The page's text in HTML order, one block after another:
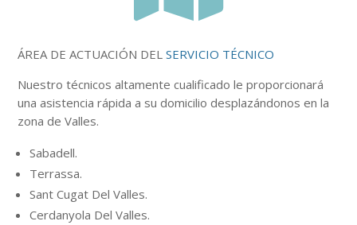
ÁREA DE ACTUACIÓN DELSERVICIO TÉCNICO
Nuestrotécnicos altamente cualificado le proporcionará
una asistencia rápida a su domicilio desplazándonos en la
zona de Valles.
Sabadell.
Terrassa.
Sant Cugat Del Valles.
Cerdanyola Del Valles.